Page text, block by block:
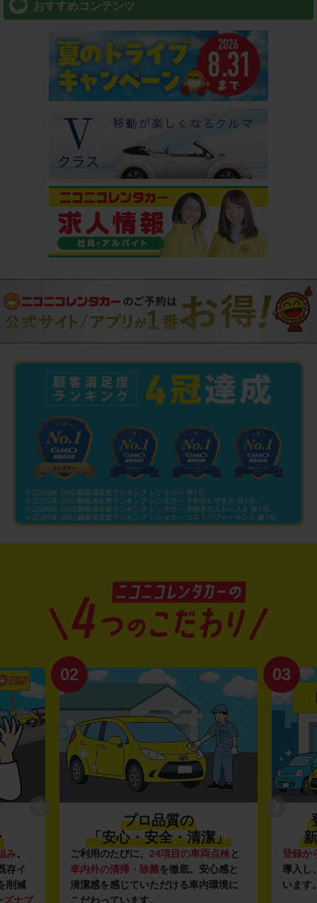
おすすめコンテンツ
み。
存イ
削減
ズナブ
02
プロ品質の
「安心・安全・清潔」
ご利用のたびに、 24項目の車両点検と
車内外の清掃・除菌を徹底。安心感と
清潔感を感じていただける車内環境に
こだわっています。
03
登録か
導入し
います